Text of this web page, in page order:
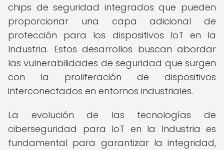
chips de seguridad integrados que pueden
proporcionar una capa adicional de
protección para los dispositivos IoT en la
Industria. Estos desarrollos buscan abordar
las vulnerabilidades de seguridad que surgen
con la proliferación de dispositivos
interconectados en entornos industriales.
La evolución de las tecnologías de
ciberseguridad para IoT en la Industria es
fundamental para garantizar la integridad,